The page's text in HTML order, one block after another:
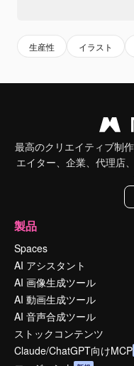
生産性 イラスト
最高のクリエイティブ制
エイター、企業、代理店
製品
Spaces
AI アシスタント
AI 画像生成ツール
AI 動画生成ツール
AI 音声合成ツール
ストックコンテンツ
Claude/ChatGPT向けMCP